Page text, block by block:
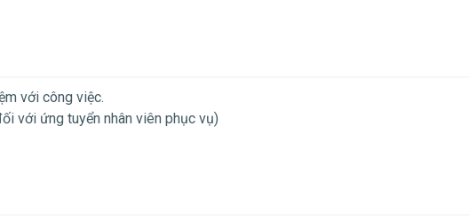
với công việc.
với ứng tuyển nhân viên phục vụ)